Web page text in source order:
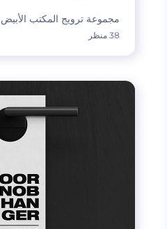
مجموعة ترويج المكتب الأبيض
38 منظر